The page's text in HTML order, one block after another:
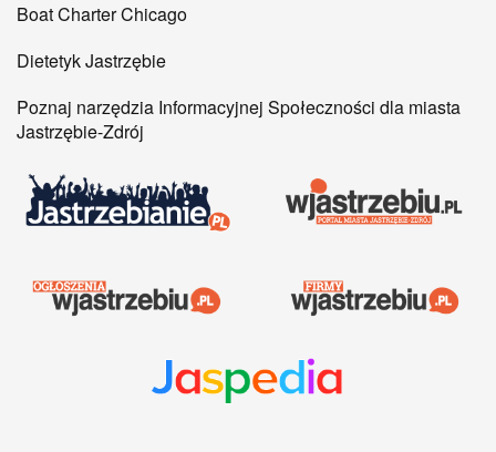
Boat Charter Chicago
Dietetyk Jastrzębie
Poznaj narzędzia Informacyjnej Społeczności dla miasta
Jastrzębie-Zdrój